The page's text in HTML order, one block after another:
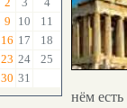
9 10
11
16 17
18
23 24
25
30 31
нём